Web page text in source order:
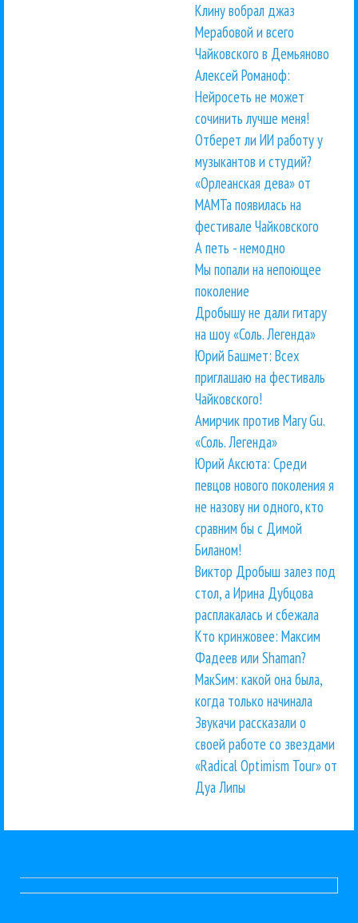
Клину вобрал джаз
Мерабовой и всего
Чайковского в Демьяново
Алексей Романоф:
Нейросеть не может
сочинить лучше меня!
Отберет ли ИИ работу у
музыкантов и студий?
«Орлеанская дева» от
МАМТа появилась на
фестивале Чайковского
А петь - немодно
Мы попали на непоющее
поколение
Дробышу не дали гитару
на шоу «Соль. Легенда»
Юрий Башмет: Всех
приглашаю на фестиваль
Чайковского!
Амирчик против Mary Gu.
«Соль. Легенда»
Юрий Аксюта: Среди
певцов нового поколения я
не назову ни одного, кто
сравним бы с Димой
Биланом!
Виктор Дробыш залез под
стол, а Ирина Дубцова
расплакалась и сбежала
Кто кринжовее: Максим
Фадеев или Shaman?
МакSим: какой она была,
когда только начинала
Звукачи рассказали о
своей работе со звездами
«Radical Optimism Tour» от
Дуа Липы